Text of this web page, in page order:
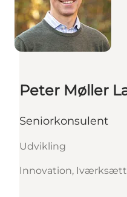
Kontakt
Peter Møller
Seniorkonsulent
Udvikling
Innovation,